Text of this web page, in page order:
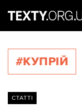
#КУПРІЙ
СТАТТІ